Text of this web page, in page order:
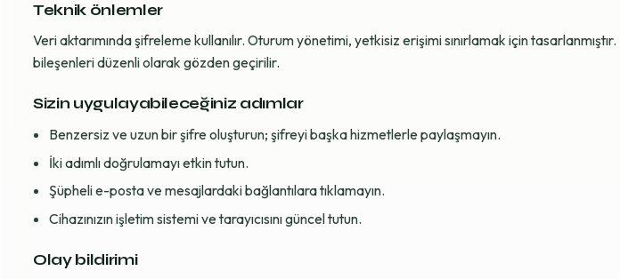
Teknik önlemler
Veri aktarımında şifreleme kullanılır. Oturum yönetimi, yetkisiz erişimi sınırlamak için
bileşenleri düzenli olarak gözden geçirilir.
Sizin uygulayabileceğiniz adımlar
Benzersiz ve uzun bir şifre oluşturun; şifreyi başka hizmetlerle paylaşmayın.
İki adımlı doğrulamayı etkin tutun.
Şüpheli e-posta ve mesajlardaki bağlantılara tıklamayın.
Cihazınızın işletim sistemi ve tarayıcısını güncel tutun.
Olay bildirimi